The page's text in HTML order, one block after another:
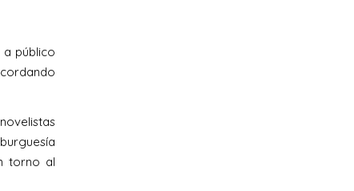
a público
torno al